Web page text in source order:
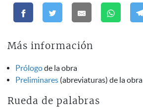
Más información
Prólogode la obra
Preliminares (abreviaturas) de la obra
Rueda de palabras